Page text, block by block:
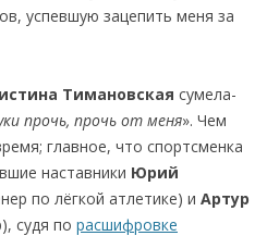
успевшую зацепить меня за
Тимановская сумела-
прочь, прочь от меня». Чем
главное, что спортсменка
наставники Юрий
по лёгкой атлетике) и Артур
судя по расшифровке